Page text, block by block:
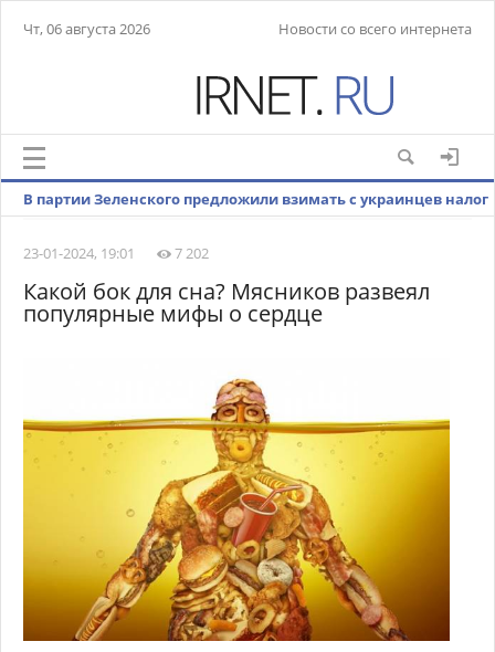
Чт, 06 августа 2026 Новости со всего интернета
В партии Зеленского предложили взимать с украинцев налог
23-01-2024, 19:01
7 202
Какой бок для сна? Мясников развеял
популярные мифы о сердце